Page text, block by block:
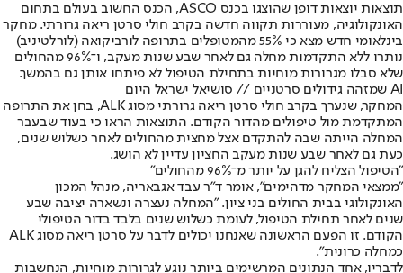
תוצאות יוצאות דופן שהוצגו בכנס ASCO, הכנס החשוב בעולם בתחום
האונקולוגיה, מעוררות תקווה חדשה בקרב חולי סרטן ריאה גרורתי. מחקר
בינלאומי חדש מצא כי 55% מהמטופלים בתרופה לורביקואה (לורלטיניב)
נותרו ללא התקדמות מחלה גם לאחר שבע שנות מעקב, ו־96% מהחולים
שלא סבלו מגרורות מוחיות בתחילת הטיפול לא פיתחו אותן גם בהמשך.
AI שמזהה גידולים סרטניים // סושיאל ישראל היום
המחקר, שנערך בקרב חולי סרטן ריאה גרורתי מסוג ALK, בחן את התרופה
המתקדמת מול טיפולים מהדור הקודם. התוצאות הראו כי בעוד שבעבר
המחלה הייתה שבה להתקדם אצל מחצית מהחולים לאחר כשלוש שנים,
כעת גם לאחר שבע שנות מעקב החציון עדיין לא הושג.
"הטיפול הצליח להגן על יותר מ־96% מהחולים"
"ממצאי המחקר מדהימים", אומר ד"ר עבד אגבאריה, מנהל המכון
האונקולוגי בבית החולים בני ציון. "המחלה נעצרה ונשארה יציבה שבע
שנים לאחר תחילת הטיפול, לעומת כשלוש שנים בלבד בדור הטיפולי
הקודם. זו הפעם הראשונה שאנחנו יכולים לדבר על סרטן ריאה מסוג ALK
כמחלה כרונית".
לדבריו, אחד הנתונים המרשימים ביותר נוגע לגרורות מוחיות, הנחשבות